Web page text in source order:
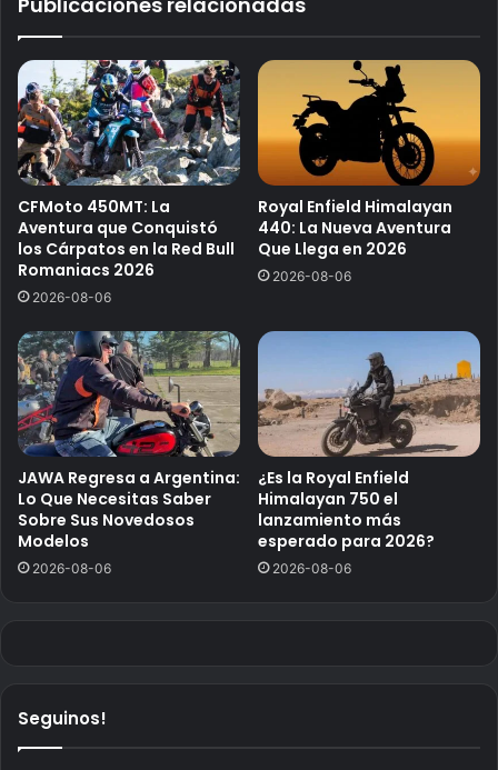
CFMoto 450MT: La
Aventura que Conquistó
los Cárpatos en la Red Bull
Romaniacs 2026
2026-08-06
Royal Enfield Himalayan
440: La Nueva Aventura
Que Llega en 2026
2026-08-06
JAWA Regresa a Argentina:
Lo Que Necesitas Saber
Sobre Sus Novedosos
Modelos
2026-08-06
¿Es la Royal Enfield
Himalayan 750 el
lanzamiento más
esperado para 2026?
2026-08-06
Seguinos!